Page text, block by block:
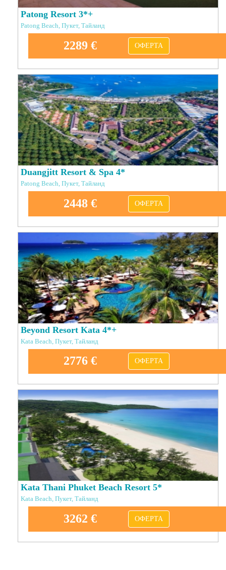
Patong Resort 3*+
Patong Beach, Пукет, Тайланд
2289 € ОФЕРТА
Duangjitt Resort & Spa 4*
Patong Beach, Пукет, Тайланд
2448 € ОФЕРТА
Beyond Resort Kata 4*+
Kata Beach, Пукет, Тайланд
2776 € ОФЕРТА
Kata Thani Phuket Beach Resort 5*
Kata Beach, Пукет, Тайланд
3262 € ОФЕРТА